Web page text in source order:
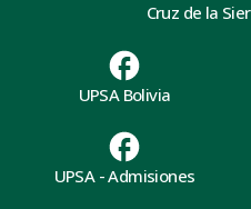
Cruz de la
UPSA Bolivia
UPSA - Admisiones